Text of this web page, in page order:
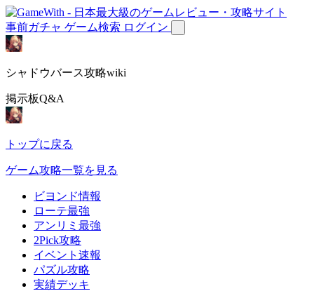
事前ガチャ ゲーム検索 ログイン
シャドウバース攻略wiki
掲示板Q&A
トップに戻る
ゲーム攻略一覧を見る
ビヨンド情報
ローテ最強
アンリミ最強
2Pick攻略
イベント速報
パズル攻略
実績デッキ